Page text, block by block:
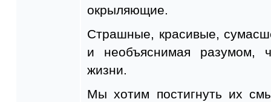
окрыляющие.
Страшные, красивые,
и необъяснимая разумом,
жизни.
Мы хотим постигнуть их